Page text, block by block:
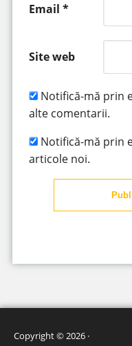
Email *
Site web
Notifică-mă prin
alte comentarii.
Notifică-mă prin
articole noi.
Copyright © 2026 ·